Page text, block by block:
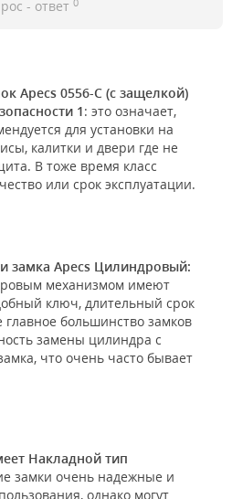
- ответ 0
Apecs 0556-C (с защелкой)
1: это означает,
для установки на
калитки и двери где не
В тоже время класс
или срок эксплуатации.
замка Apecs Цилиндровый:
механизмом имеют
ключ, длительный срок
главное большинство замков
замены цилиндра с
что очень часто бывает
Накладной тип
замки очень надежные и
однако могут